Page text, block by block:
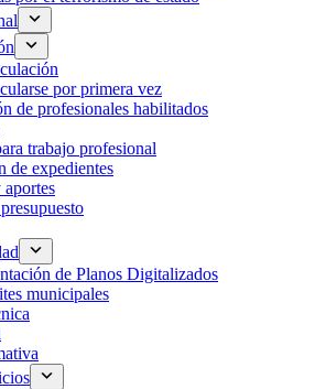
por primera vez
de profesionales habilitados
trabajo profesional
de expedientes
aportes
de Planos Digitalizados
municipales